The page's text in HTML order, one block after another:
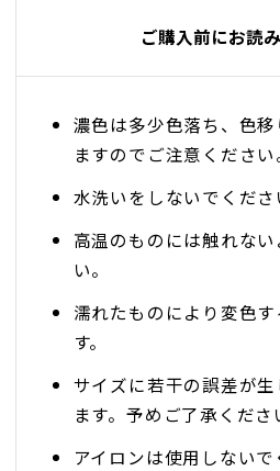
ご購入前にお読
濃色は多少色落ち、色
ますのでご注意ください
水洗いをしないでくださ
高温のものには触れな
い。
濡れたものにより変色
す。
サイズに若干の誤差が
ます。予めご了承くださ
アイロンは使用しないで